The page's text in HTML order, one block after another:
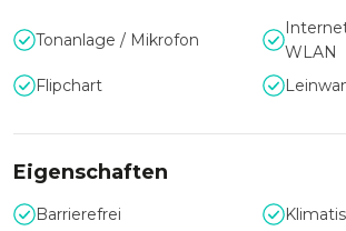
beeindruckt besonders durch den Blick auf
Zentrum (römische Ausgrabungen,
Michaelerkirche).
die in exklusivem Rahmen stattfinden
Räumlichkeiten werden individuell für Ihre
Presseveranstaltung, Konferenz,
Seminar vorbereitet und können auch
Tonanlage / Mikrofon
WLAN
Flipchart
Eigenschaften
Barrierefrei